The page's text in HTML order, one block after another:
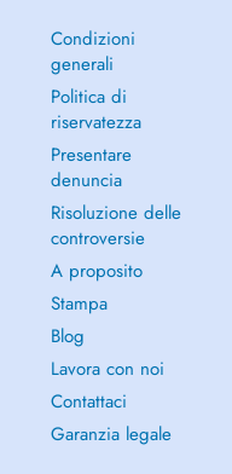
Condizioni
generali
Politica di
riservatezza
Presentare
denuncia
Risoluzione delle
controversie
A proposito
Stampa
Blog
Lavora con noi
Contattaci
Garanzia legale